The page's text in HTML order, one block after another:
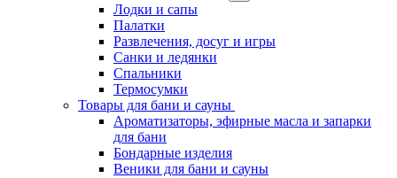
Лодки и сапы
Палатки
Развлечения, досуг и игры
Санки и ледянки
Спальники
Термосумки
Товары для бани и сауны
Ароматизаторы, эфирные масла и запарки
для бани
Бондарные изделия
Веники для бани и сауны